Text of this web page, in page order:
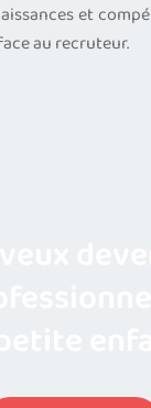
et
au recruteur.